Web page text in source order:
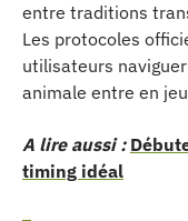
entre traditions
Les protocoles
utilisateurs
animale entre en
A lire aussi :
timing idéal